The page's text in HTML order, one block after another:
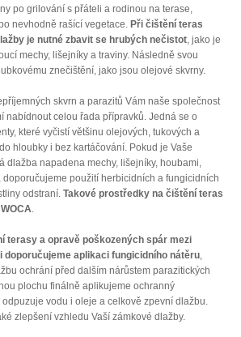
po grilování s přáteli a rodinou na terase,
nevhodně rašící vegetace. Při čištění teras
je nutné zbavit se hrubých nečistot, jako je
mechy, lišejníky a traviny. Následně svou
znečištění, jako jsou olejové skvrny.
skvrn a parazitů Vám naše společnost
nabídnout celou řada přípravků. Jedná se o
které vyčistí většinu olejových, tukových a
hloubky i bez kartáčování. Pokud je Vaše
dlažba napadena mechy, lišejníky, houbami,
použití herbicidních a fungicidních
odstraní. Takové prostředky na čištění teras
.
terasy a opravě poškozených spár mezi
doporučujeme aplikaci fungicidního nátěru,
ochrání před dalším nárůstem parazitických
plochu finálně aplikujeme ochranný
vodu i oleje a celkově zpevní dlažbu.
zlepšení vzhledu Vaší zámkové dlažby.